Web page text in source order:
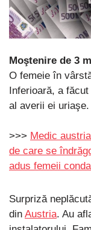
Moştenire de 3
O femeie în
Inferioară, a
al averii ei
>>> Medic
de care se
adus femeii
Surpriză
din Austria. Au